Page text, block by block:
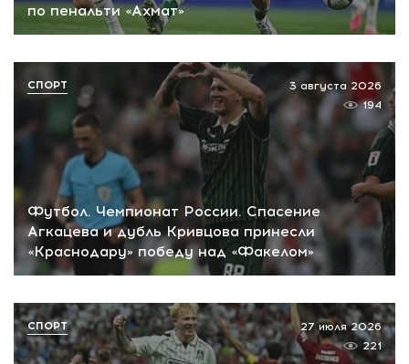
по пенальти «Ахмат»
Футбол. Чемпионат России. Спасение
Агкацева и дубль Кривцова принесли
«Краснодару» победу над «Факелом»
3 августа 2026
194
СПОРТ
27 июля 2026
221
СПОРТ